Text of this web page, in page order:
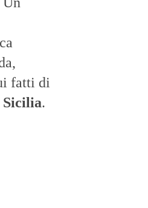
fatti di
Sicilia.